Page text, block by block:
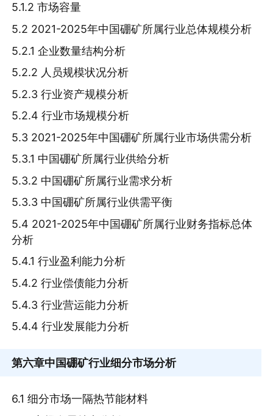
5.1.2 市场容量
5.2 2021-2025年中国硼矿所属行业总体规模分析
5.2.1 企业数量结构分析
5.2.2 人员规模状况分析
5.2.3 行业资产规模分析
5.2.4 行业市场规模分析
5.3 2021-2025年中国硼矿所属行业市场供需分析
5.3.1 中国硼矿所属行业供给分析
5.3.2 中国硼矿所属行业需求分析
5.3.3 中国硼矿所属行业供需平衡
5.4 2021-2025年中国硼矿所属行业财务指标总体
分析
5.4.1 行业盈利能力分析
5.4.2 行业偿债能力分析
5.4.3 行业营运能力分析
5.4.4 行业发展能力分析
第六章中国硼矿行业细分市场分析
6.1 细分市场一隔热节能材料